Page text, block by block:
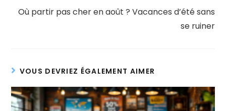
Où partir pas cher en août ? Vacances d’été sans
se ruiner
VOUS DEVRIEZ ÉGALEMENT AIMER